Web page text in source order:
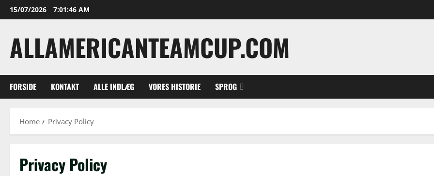
Skip
to
15/07/2026 7:01:47 AM
ALLAMERICANTEAMCUP.COM
FORSIDE KONTAKT ALLE INDLÆG VORES HISTORIE SPROG
Home Privacy Policy
Privacy Policy